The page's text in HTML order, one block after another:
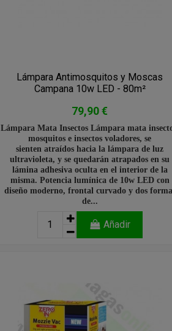
Lámpara Antimosquitos y Moscas
Campana 10w LED - 80m²
79,90 €
Lámpara Mata Insectos Lámpara mata
mosquitos e insectos voladores, se
sienten atraídos hacia la lámpara de luz
ultravioleta, y se quedarán atrapados en su
lámina adhesiva oculta en el interior de la
misma. Potencia lumínica de 10w LED con
diseño moderno, frontal curvado y dos
de...
Añadir